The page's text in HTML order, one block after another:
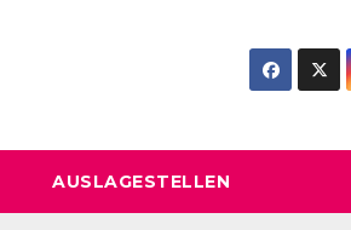
AUSLAGESTELLEN